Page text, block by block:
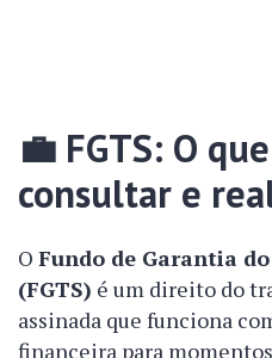
💼 FGTS: O
consultar e
O Fundo de Garantia
(FGTS) é um direito do
assinada que funciona
financeira para